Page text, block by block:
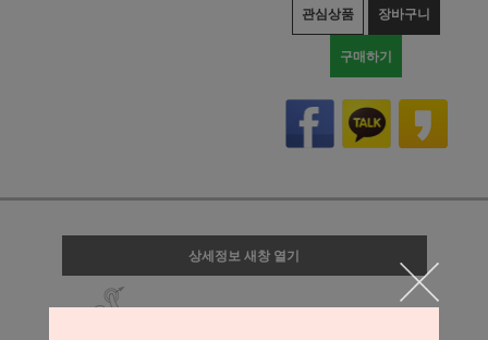
관심상품 장바구니
구매하기
상세정보 새창 열기